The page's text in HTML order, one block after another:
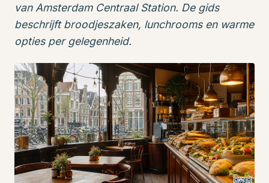
van Amsterdam Centraal Station. De gids
beschrijft broodjeszaken, lunchrooms en warme
opties per gelegenheid.